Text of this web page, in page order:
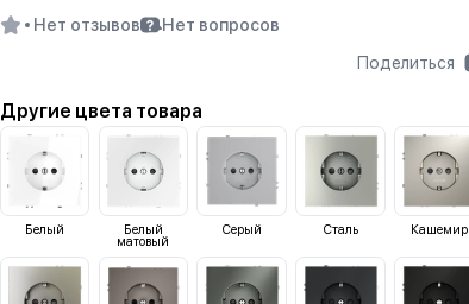
Нет отзывов
Нет вопросов
Поделиться
Другие цвета товара
Белый Белый
матовый
Серый Сталь Кашемир